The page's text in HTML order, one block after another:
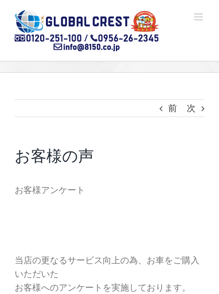
content
前 次
お客様の声
お客様アンケート
当店の更なるサービス向上の為、お車をご購入
いただいた
お客様へのアンケートを実施しております。